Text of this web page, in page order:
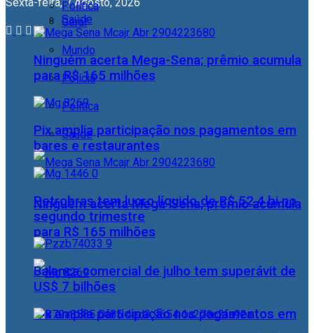
Geral
Mundo
Polícia
Política
Saúde
Ninguém acerta Mega-Sena; prêmio acumula
para R$ 165 milhões
Pix amplia participação nos pagamentos em
Política
Saúde
Ninguém acerta Mega-Sena; prêmio acumula
para R$ 165 milhões
Pix amplia participação nos pagamentos em
bares e restaurantes
Petrobras tem lucro líquido de R$ 52,4 bi no
segundo trimestre
Balança comercial de julho tem superávit de
US$ 7 bilhões